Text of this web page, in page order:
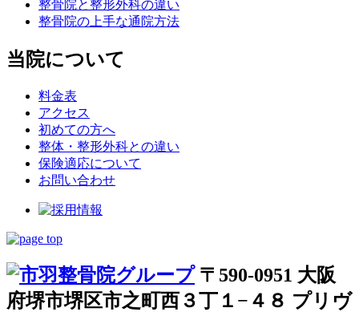
整骨院と整形外科の違い
整骨院の上手な通院方法
当院について
料金表
アクセス
初めての方へ
整体・整形外科との違い
保険適応について
お問い合わせ
〒590-0951 大阪
府堺市堺区市之町西３丁１−４８ プリヴ